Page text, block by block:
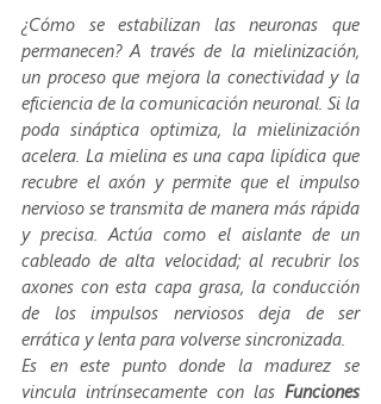
¿Cómo se estabilizan las neuronas que
permanecen? A través de la mielinización,
un proceso que mejora la conectividad y la
eficiencia de la comunicación neuronal. Si la
poda sináptica optimiza, la mielinización
acelera. La mielina es una capa lipídica que
recubre el axón y permite que el impulso
nervioso se transmita de manera más rápida
y precisa. Actúa como el aislante de un
cableado de alta velocidad; al recubrir los
axones con esta capa grasa, la conducción
de los impulsos nerviosos deja de ser
errática y lenta para volverse sincronizada.
Es en este punto donde la madurez se
vincula intrínsecamente con las Funciones